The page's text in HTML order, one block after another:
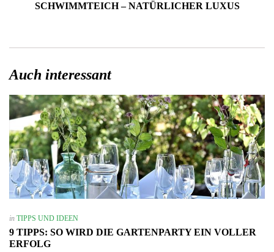
SCHWIMMTEICH – NATÜRLICHER LUXUS
Auch interessant
in TIPPS UND IDEEN
9 TIPPS: SO WIRD DIE GARTENPARTY EIN VOLLER
ERFOLG